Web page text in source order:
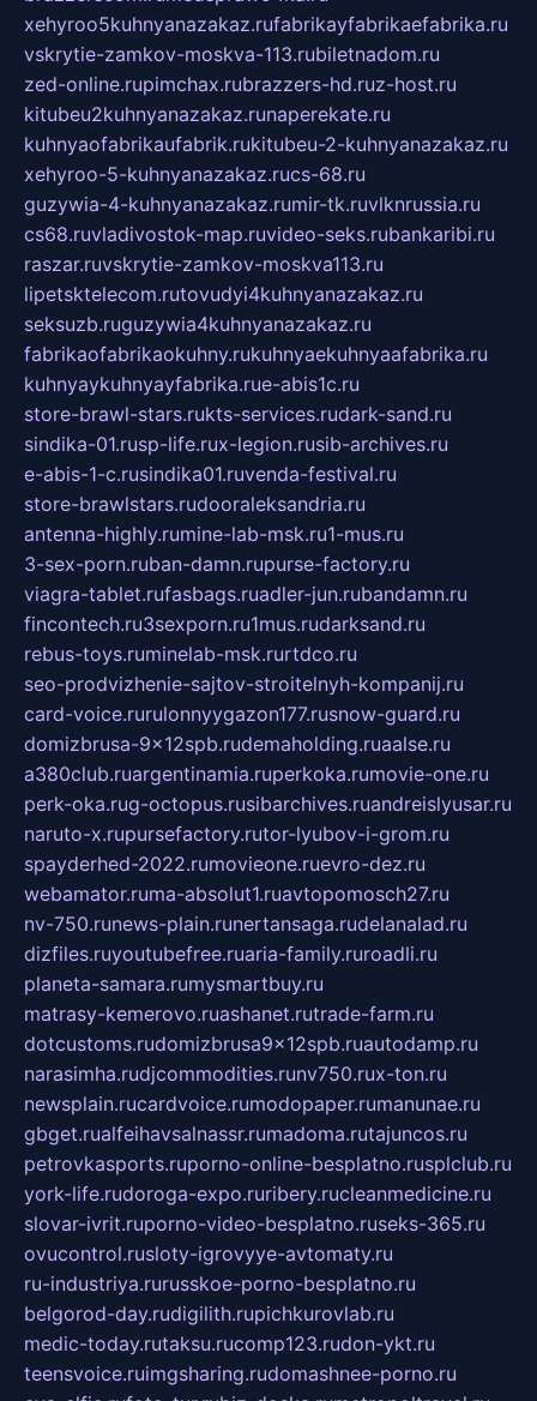
xehyroo5kuhnyanazakaz.rufabrikayfabrikaefabrika.ru
vskrytie-zamkov-moskva-113.rubiletnadom.ru
zed-online.rupimchax.rubrazzers-hd.ruz-host.ru
kitubeu2kuhnyanazakaz.runaperekate.ru
kuhnyaofabrikaufabrik.rukitubeu-2-kuhnyanazakaz.ru
xehyroo-5-kuhnyanazakaz.rucs-68.ru
guzywia-4-kuhnyanazakaz.rumir-tk.ruvlknrussia.ru
cs68.ruvladivostok-map.ruvideo-seks.rubankaribi.ru
raszar.ruvskrytie-zamkov-moskva113.ru
lipetsktelecom.rutovudyi4kuhnyanazakaz.ru
seksuzb.ruguzywia4kuhnyanazakaz.ru
fabrikaofabrikaokuhny.rukuhnyaekuhnyaafabrika.ru
kuhnyaykuhnyayfabrika.rue-abis1c.ru
store-brawl-stars.rukts-services.rudark-sand.ru
sindika-01.rusp-life.rux-legion.rusib-archives.ru
e-abis-1-c.rusindika01.ruvenda-festival.ru
store-brawlstars.rudooraleksandria.ru
antenna-highly.rumine-lab-msk.ru1-mus.ru
3-sex-porn.ruban-damn.rupurse-factory.ru
viagra-tablet.rufasbags.ruadler-jun.rubandamn.ru
fincontech.ru3sexporn.ru1mus.rudarksand.ru
rebus-toys.ruminelab-msk.rurtdco.ru
seo-prodvizhenie-sajtov-stroitelnyh-kompanij.ru
card-voice.rurulonnyygazon177.rusnow-guard.ru
domizbrusa-9x12spb.rudemaholding.ruaalse.ru
a380club.ruargentinamia.ruperkoka.rumovie-one.ru
perk-oka.rug-octopus.rusibarchives.ruandreislyusar.ru
naruto-x.rupursefactory.rutor-lyubov-i-grom.ru
spayderhed-2022.rumovieone.ruevro-dez.ru
webamator.ruma-absolut1.ruavtopomosch27.ru
nv-750.runews-plain.runertansaga.rudelanalad.ru
dizfiles.ruyoutubefree.ruaria-family.ruroadli.ru
planeta-samara.rumysmartbuy.ru
matrasy-kemerovo.ruashanet.rutrade-farm.ru
dotcustoms.rudomizbrusa9x12spb.ruautodamp.ru
narasimha.rudjcommodities.runv750.rux-ton.ru
newsplain.rucardvoice.rumodopaper.rumanunae.ru
gbget.rualfeihavsalnassr.rumadoma.rutajuncos.ru
petrovkasports.ruporno-online-besplatno.rusplclub.ru
york-life.rudoroga-expo.ruribery.rucleanmedicine.ru
slovar-ivrit.ruporno-video-besplatno.ruseks-365.ru
ovucontrol.rusloty-igrovyye-avtomaty.ru
ru-industriya.rurusskoe-porno-besplatno.ru
belgorod-day.rudigilith.rupichkurovlab.ru
medic-today.rutaksu.rucomp123.rudon-ykt.ru
teensvoice.ruimgsharing.rudomashnee-porno.ru